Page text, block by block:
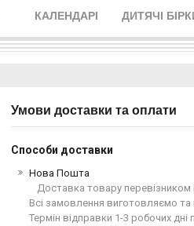
КАЛЕНДАРІ ДИТЯЧІ
Умови доставки та оплати
Способи доставки
Нова Пошта
Доставка товару
Всі замовлення виготовляємо та
Термін відправки 1-3 робочих